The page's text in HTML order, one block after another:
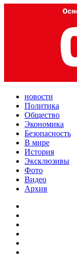
новости
Политика
Общество
Экономика
Безопасность
В мире
История
Эксклюзивы
Фото
Видео
Архив